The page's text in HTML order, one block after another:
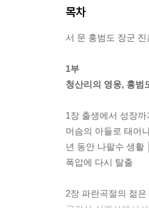
목차
서 문 홍범도 장군 진
1부
청산리의 영웅, 홍범
1장 출생에서 성장까
머슴의 아들로 태어
년 동안 나팔수 생활
폭압에 다시 탈출
2장 파란곡절의 젊